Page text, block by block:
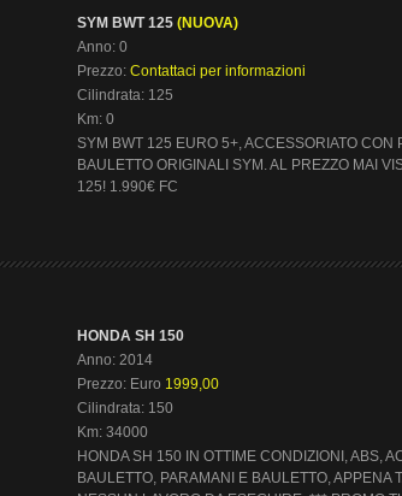
SYM BWT 125 (NUOVA)
Anno: 0
Prezzo: Contattaci per informazioni
Cilindrata: 125
Km: 0
SYM BWT 125 EURO 5+, ACCESSORIATO CON
BAULETTO ORIGINALI SYM. AL PREZZO MAI
125! 1.990€ FC
HONDA SH 150
Anno: 2014
Prezzo: Euro 1999,00
Cilindrata: 150
Km: 34000
HONDA SH 150 IN OTTIME CONDIZIONI, ABS,
BAULETTO, PARAMANI E BAULETTO, APPENA